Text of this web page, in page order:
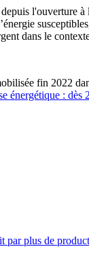
l'ouverture
dans le
fin 2022
énergétique : dès
par plus de